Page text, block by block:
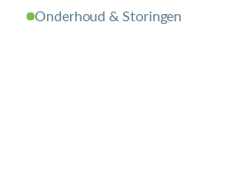
Onderhoud & Storingen